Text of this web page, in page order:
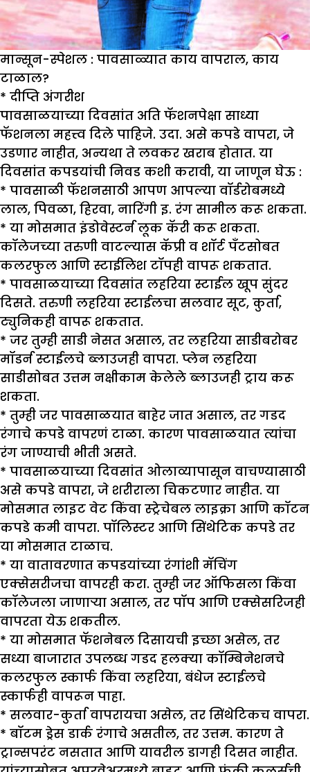
मान्सून-स्पेशल : पावसाळ्यात काय वापराल, काय
टाळाल?
* दीप्ति अंगरीश
पावसाळयाच्या दिवसांत अति फॅशनपेक्षा साध्या
फॅशनला महत्त्व दिले पाहिजे. उदा. असे कपडे वापरा, जे
उडणार नाहीत, अन्यथा ते लवकर खराब होतात. या
दिवसांत कपडयांची निवड कशी करावी, या जाणून घेऊ :
* पावसाळी फॅशनसाठी आपण आपल्या वॉर्डरोबमध्ये
लाल, पिवळा, हिरवा, नारिंगी इ. रंग सामील करू शकता.
* या मोसमात इंडोवेस्टर्न लूक कॅरी करू शकता.
कॉलेजच्या तरुणी वाटल्यास कॅप्री व शॉर्ट पँटसोबत
कलरफुल आणि स्टाईलिश टॉपही वापरू शकतात.
* पावसाळयाच्या दिवसांत लहरिया स्टाईल खूप सुंदर
दिसते. तरुणी लहरिया स्टाईलचा सलवार सूट, कुर्ता,
ट्युनिकही वापरू शकतात.
* जर तुम्ही साडी नेसत असाल, तर लहरिया साडीबरोबर
मॉडर्न स्टाईलचे ब्लाउजही वापरा. प्लेन लहरिया
साडीसोबत उत्तम नक्षीकाम केलेले ब्लाउजही ट्राय करू
शकता.
* तुम्ही जर पावसाळयात बाहेर जात असाल, तर गडद
रंगाचे कपडे वापरणं टाळा. कारण पावसाळयात त्यांचा
रंग जाण्याची भीती असते.
* पावसाळयाच्या दिवसांत ओलाव्यापासून वाचण्यासाठी
असे कपडे वापरा, जे शरीराला चिकटणार नाहीत. या
मोसमात लाइट वेट किंवा स्ट्रेचेबल लाइक्रा आणि कॉटन
कपडे कमी वापरा. पॉलिस्टर आणि सिंथेटिक कपडे तर
या मोसमात टाळाच.
* या वातावरणात कपडयांच्या रंगांशी मॅचिंग
एक्सेसरीजचा वापरही करा. तुम्ही जर ऑफिसला किंवा
कॉलेजला जाणाऱ्या असाल, तर पॉप आणि एक्सेसरिजही
वापरता येऊ शकतील.
* या मोसमात फॅशनेबल दिसायची इच्छा असेल, तर
सध्या बाजारात उपलब्ध गडद हलक्या कॉम्बिनेशनचे
कलरफुल स्कार्फ किंवा लहरिया, बंधेज स्टाईलचे
स्कार्फही वापरून पाहा.
* सलवार-कुर्ता वापरायचा असेल, तर सिंथेटिकच वापरा.
* बॉटम ड्रेस डार्क रंगाचे असतील, तर उत्तम. कारण ते
ट्रान्सपरंट नसतात आणि यावरील डागही दिसत नाहीत.